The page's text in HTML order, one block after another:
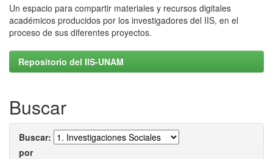
Un espacio para compartir materiales y recursos digitales
académicos producidos por los investigadores del IIS, en el
proceso de sus diferentes proyectos.
Repositorio del IIS-UNAM
Buscar
Buscar:
por